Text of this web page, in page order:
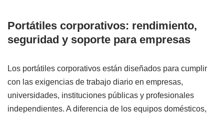
Portátiles corporativos: rendimiento,
seguridad y soporte para empresas
Los portátiles corporativos están diseñados para cumplir
con las exigencias de trabajo diario en empresas,
universidades, instituciones públicas y profesionales
independientes. A diferencia de los equipos domésticos,